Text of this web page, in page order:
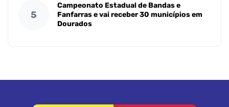
5
Campeonato Estadual de Bandas e
Fanfarras e vai receber 30 municípios em
Dourados